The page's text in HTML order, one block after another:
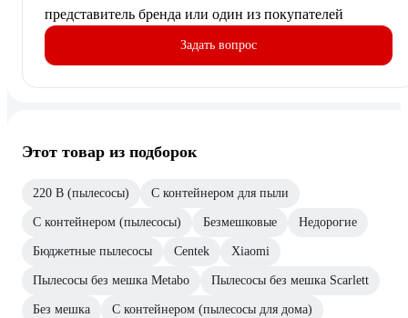
представитель бренда или один из покупателей
Задать вопрос
Этот товар из подборок
220 В (пылесосы) С контейнером для пыли
С контейнером (пылесосы) Безмешковые Недорогие
Бюджетные пылесосы Centek Xiaomi
Пылесосы без мешка Metabo Пылесосы без мешка Scarlett
Без мешка С контейнером (пылесосы для дома)